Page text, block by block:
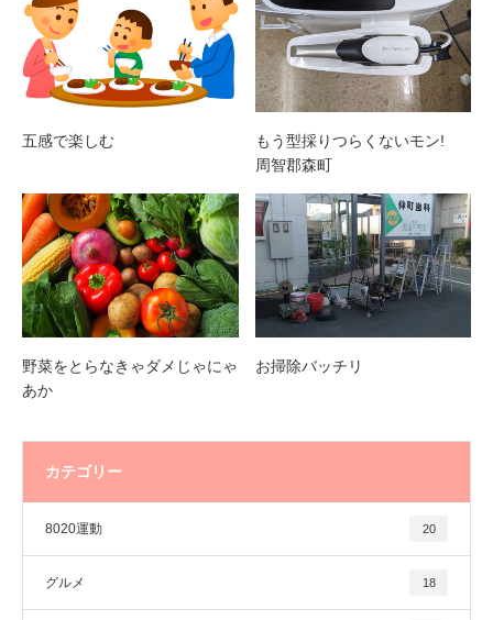
五感で楽しむ
もう型採りつらくないモン!
周智郡森町
野菜をとらなきゃダメじゃにゃ
あか
お掃除バッチリ
カテゴリー
8020運動 20
グルメ 18